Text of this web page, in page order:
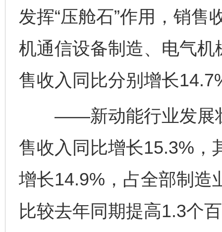
发挥“压舱石”作用，销
机通信设备制造、电气
售收入同比分别增长
——新动能行业发展壮
售收入同比增长15.3%，
增长14.9%，占全部制造
比较去年同期提高1.3个